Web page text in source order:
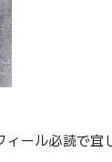
ール必読で宜